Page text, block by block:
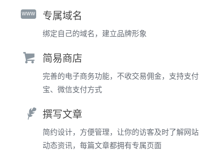
www 专属域名
绑定自己的域名，建立品牌形象
简易商店
完善的电子商务功能，不收交易佣金，支持支付
宝、微信支付方式
撰写文章
简约设计，方便管理，让你的访客及时了解网站
动态资讯，每篇文章都拥有专属页面